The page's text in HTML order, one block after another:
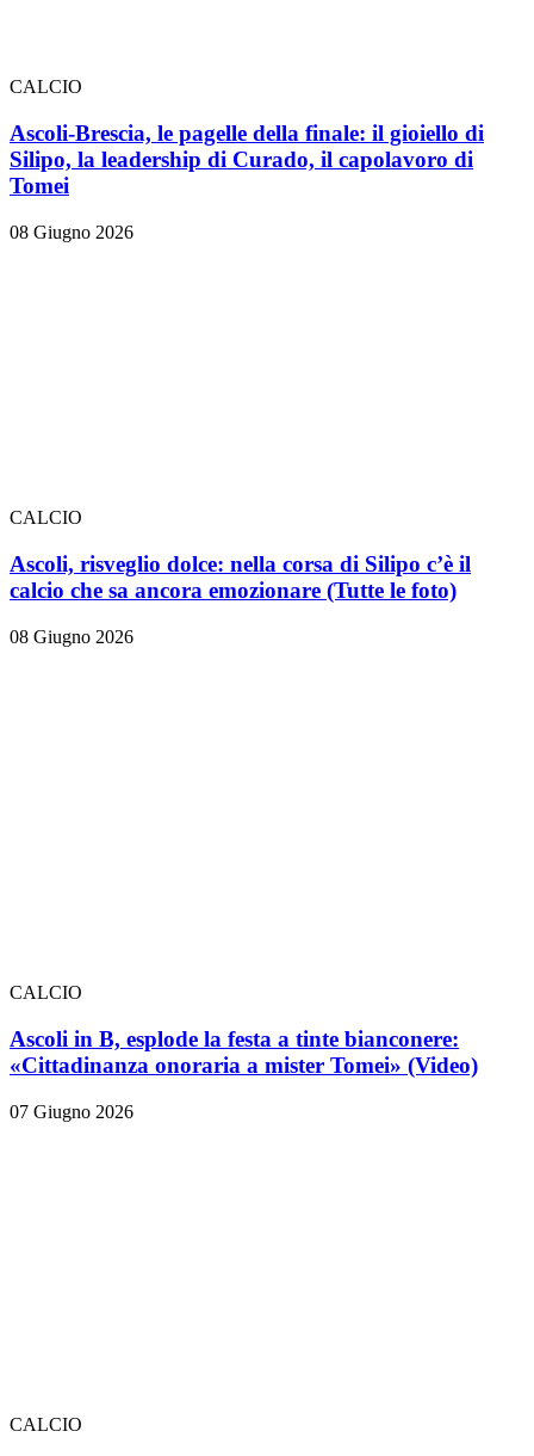
CALCIO
Ascoli-Brescia, le pagelle della finale: il gioiello di
Silipo, la leadership di Curado, il capolavoro di
Tomei
08 Giugno 2026
CALCIO
Ascoli, risveglio dolce: nella corsa di Silipo c’è il
calcio che sa ancora emozionare (Tutte le foto)
08 Giugno 2026
CALCIO
Ascoli in B, esplode la festa a tinte bianconere:
«Cittadinanza onoraria a mister Tomei» (Video)
07 Giugno 2026
CALCIO